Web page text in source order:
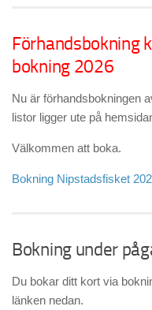
Förhandsbokning
bokning 2026
Nu är förhandsbokningen
listor ligger ute på
Välkommen att boka.
Bokning Nipstadsfisket
Bokning under
Du bokar ditt kort via
länken nedan.